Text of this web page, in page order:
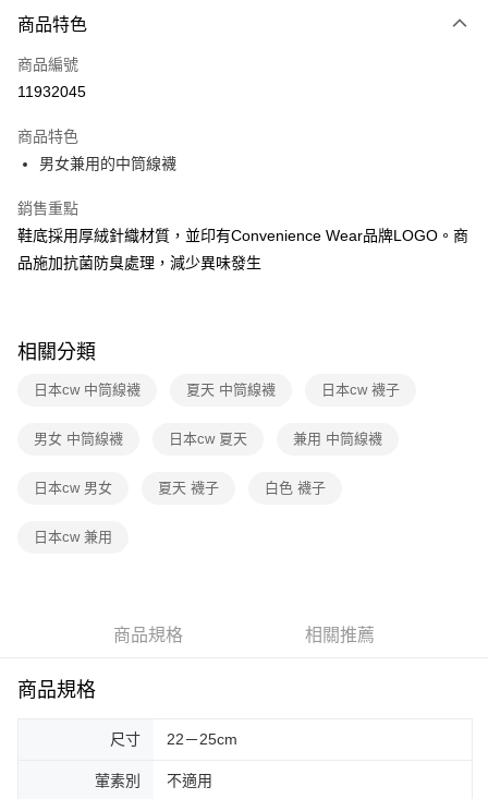
運送方式
全家取貨付款
常溫-付款後全家取貨
免運費
商品特色
商品編號
11932045
商品特色
男女兼用的中筒線襪
銷售重點
鞋底採用厚絨針織材質，並印有Convenience Wear品牌LOGO。商
品施加抗菌防臭處理，減少異味發生
相關分類
日本cw 中筒線襪 夏天 中筒線襪 日本cw 襪子
男女 中筒線襪 日本cw 夏天 兼用 中筒線襪
日本cw 男女 夏天 襪子 白色 襪子
日本cw 兼用
商品規格 相關推薦
商品規格
尺寸 22－25cm
葷素別 不適用